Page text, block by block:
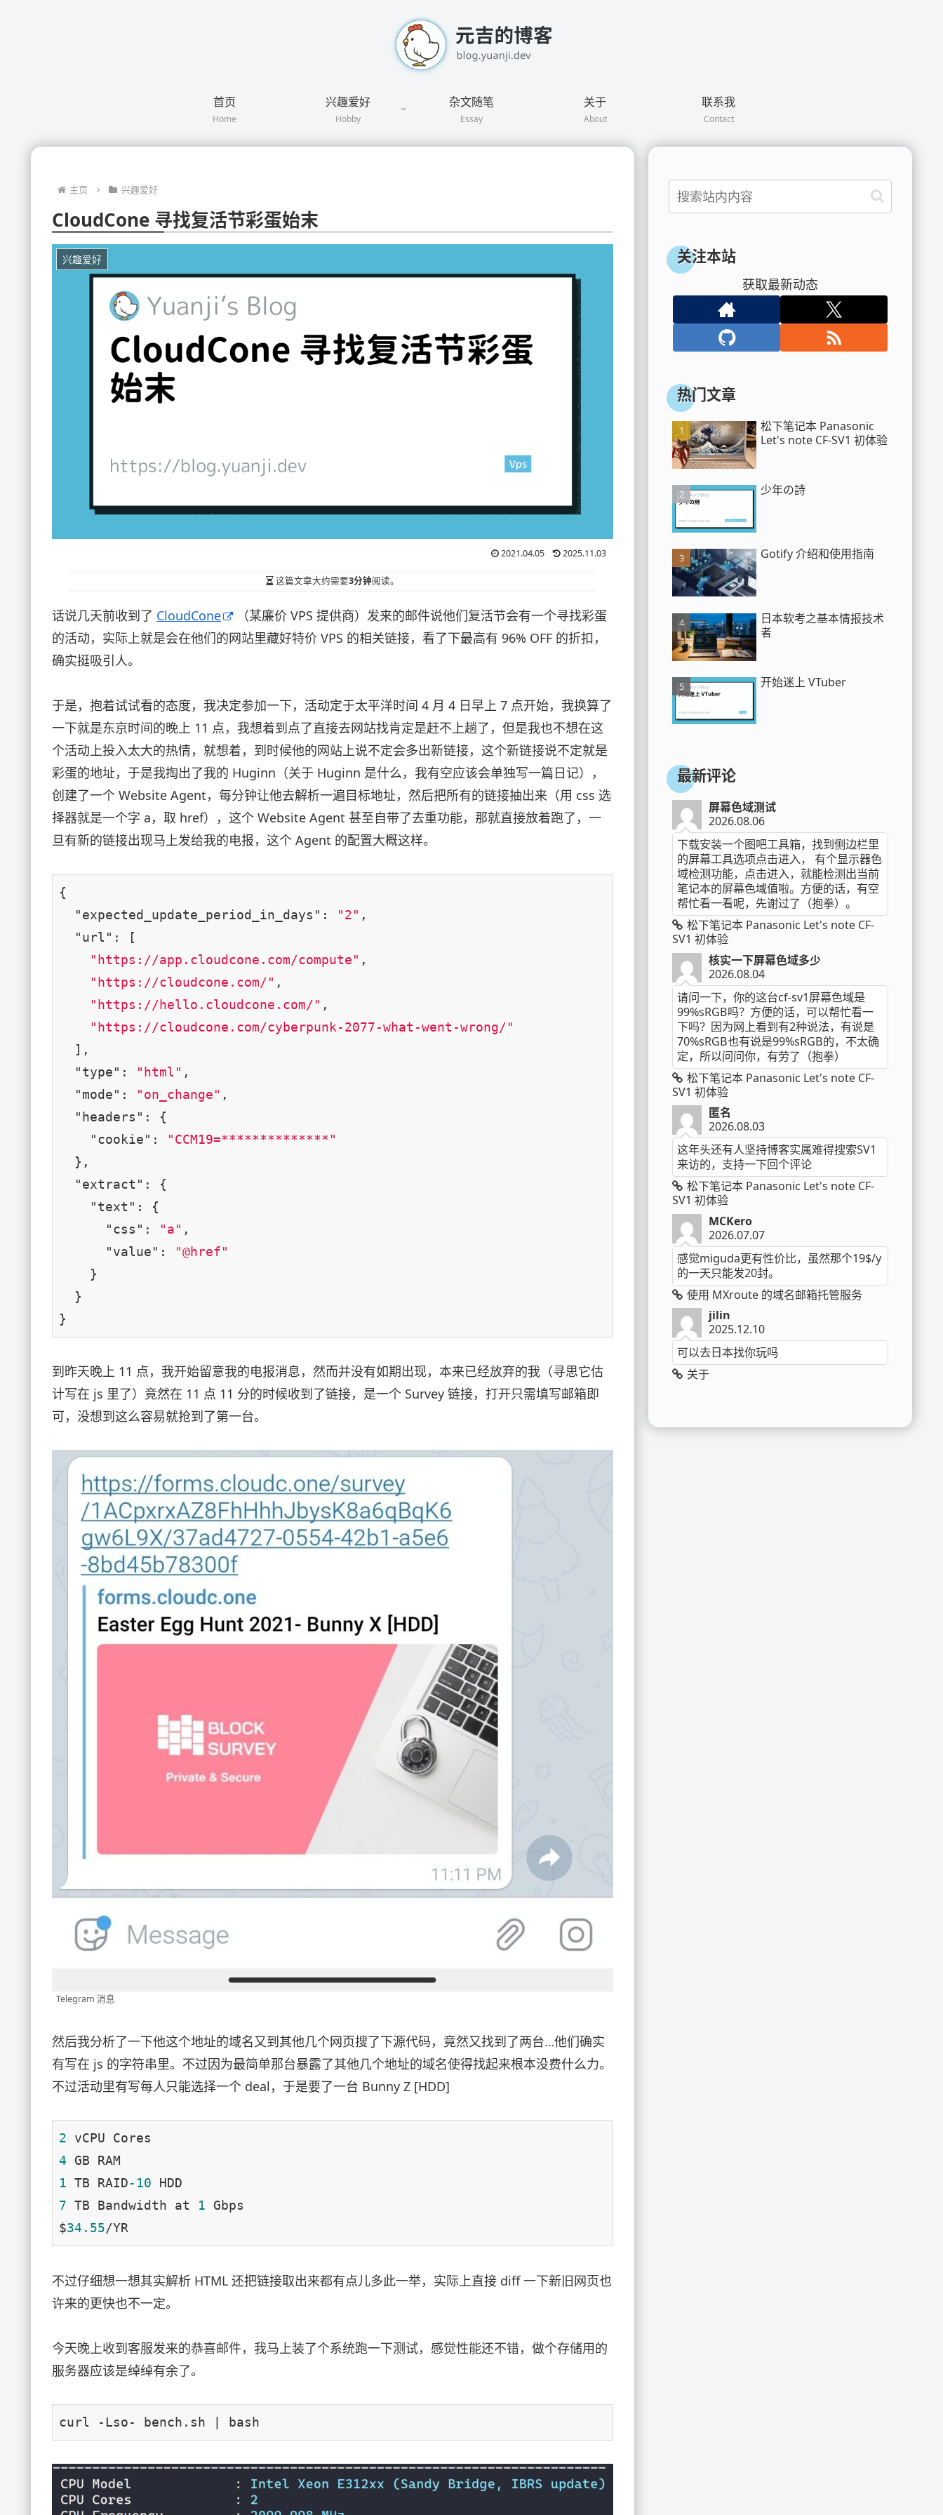
首页
Home
兴趣爱好
Hobby
杂文随笔
Essay
关于
About
联系我
Contact
主页 兴趣爱好
CloudCone 寻找复活节彩蛋始末
兴趣爱好
2021.04.05 2025.11.03
这篇文章大约需要3分钟阅读。
话说几天前收到了 CloudCone
（某廉价 VPS 提供商）发来的邮件说他们复活节会有一个寻找彩蛋
的活动，实际上就是会在他们的网站里藏好特价 VPS 的相关链接，看了下最高有 96% OFF 的折扣，
确实挺吸引人。
于是，抱着试试看的态度，我决定参加一下，活动定于太平洋时间 4 月 4 日早上 7 点开始，我换算了
一下就是东京时间的晚上 11 点，我想着到点了直接去网站找肯定是赶不上趟了，但是我也不想在这
个活动上投入太大的热情，就想着，到时候他的网站上说不定会多出新链接，这个新链接说不定就是
彩蛋的地址，于是我掏出了我的 Huginn（关于 Huginn 是什么，我有空应该会单独写一篇日记），
创建了一个 Website Agent，每分钟让他去解析一遍目标地址，然后把所有的链接抽出来（用 css 选
择器就是一个字 a，取 href），这个 Website Agent 甚至自带了去重功能，那就直接放着跑了，一
旦有新的链接出现马上发给我的电报，这个 Agent 的配置大概这样。
{
"expected_update_period_in_days" : "2" ,
"url" : [
"https://app.cloudcone.com/compute" ,
"https://cloudcone.com/" ,
"https://hello.cloudcone.com/" ,
"https://cloudcone.com/cyberpunk-2077-what-went-wrong/"
  ],
"type" : "html" ,
"mode" : "on_change" ,
"headers" : {
"cookie" :
"CCM19=**************"
  },
"extract" : {
"text" : {
"css" : "a" ,
"value" :
"@href"
    }
  }
}
到昨天晚上 11 点，我开始留意我的电报消息，然而并没有如期出现，本来已经放弃的我（寻思它估
计写在 js 里了）竟然在 11 点 11 分的时候收到了链接，是一个 Survey 链接，打开只需填写邮箱即
可，没想到这么容易就抢到了第一台。
Telegram 消息
然后我分析了一下他这个地址的域名又到其他几个网页搜了下源代码，竟然又找到了两台…他们确实
有写在 js 的字符串里。不过因为最简单那台暴露了其他几个地址的域名使得找起来根本没费什么力。
不过活动里有写每人只能选择一个 deal，于是要了一台 Bunny Z [HDD]
2
4
1 TB RAID-10
7 TB Bandwidth at 1 Gbps
$34.55/YR
不过仔细想一想其实解析 HTML 还把链接取出来都有点儿多此一举，实际上直接 diff 一下新旧网页也
许来的更快也不一定。
今天晚上收到客服发来的恭喜邮件，我马上装了个系统跑一下测试，感觉性能还不错，做个存储用的
服务器应该是绰绰有余了。
curl -Lso- bench.sh | bash
关注本站
获取最新动态
热门文章
松下笔记本 Panasonic
Let's note CF-SV1 初体验
少年の詩
Gotify 介绍和使用指南
日本软考之基本情报技术
者
开始迷上 VTuber
最新评论
屏幕色域测试
2026.08.06
下载安装一个图吧工具箱，找到侧边栏里
的屏幕工具选项点击进入， 有个显示器色
域检测功能，点击进入，就能检测出当前
笔记本的屏幕色域值啦。方便的话，有空
帮忙看一看呢，先谢过了（抱拳）。
松下笔记本 Panasonic Let's note CF-
SV1 初体验
核实一下屏幕色域多少
2026.08.04
请问一下，你的这台cf-sv1屏幕色域是
99%sRGB吗？方便的话，可以帮忙看一
下吗？因为网上看到有2种说法，有说是
70%sRGB也有说是99%sRGB的，不太确
定，所以问问你，有劳了（抱拳）
松下笔记本 Panasonic Let's note CF-
SV1 初体验
匿名
2026.08.03
这年头还有人坚持博客实属难得搜索SV1
来访的，支持一下回个评论
松下笔记本 Panasonic Let's note CF-
SV1 初体验
MCKero
2026.07.07
感觉miguda更有性价比，虽然那个19$/y
的一天只能发20封。
使用 MXroute 的域名邮箱托管服务
jilin
2025.12.10
可以去日本找你玩吗
关于